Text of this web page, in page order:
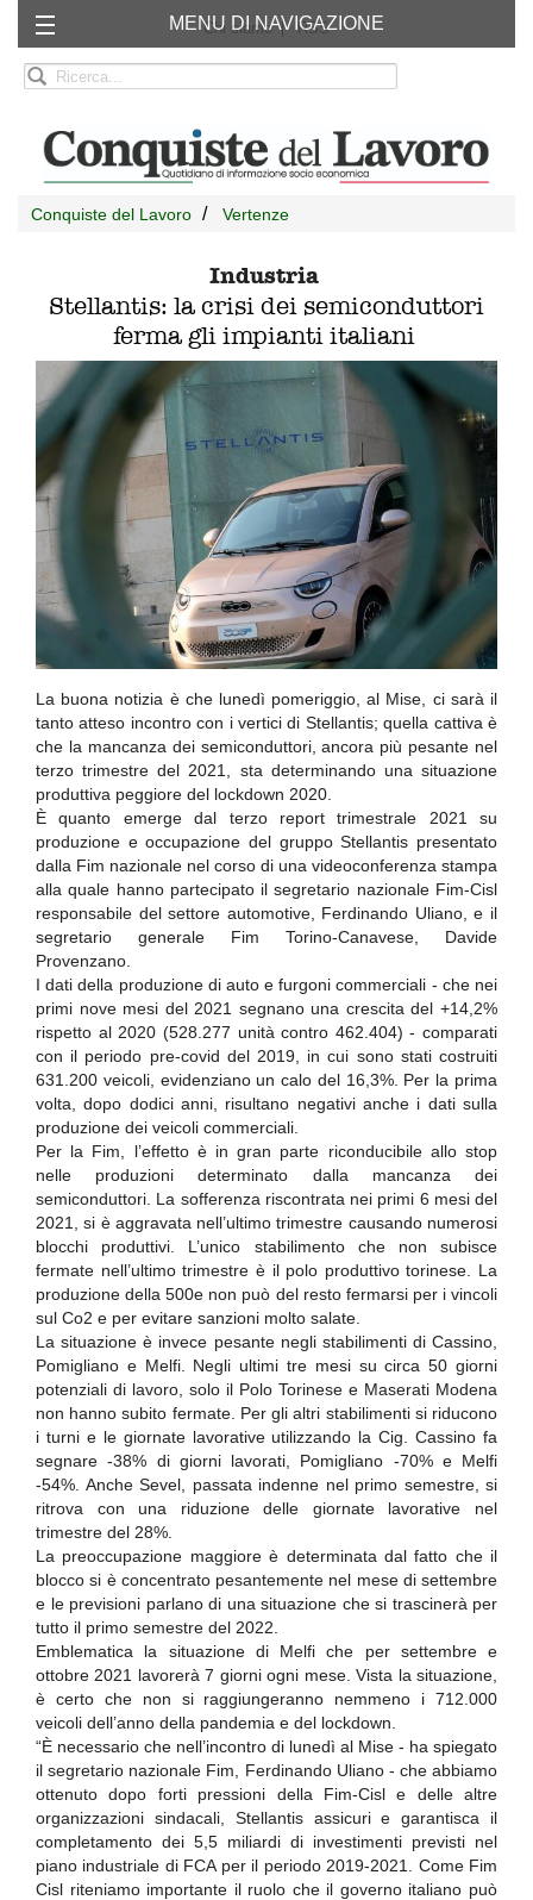
Chi siamo RSS
MENU DI NAVIGAZIONE
Conquiste del Lavoro Vertenze
Industria
Stellantis: la crisi dei semiconduttori
ferma gli impianti italiani
La buona notizia è che lunedì pomeriggio, al Mise, ci sarà il
tanto atteso incontro con i vertici di Stellantis; quella cattiva è
che la mancanza dei semiconduttori, ancora più pesante nel
terzo trimestre del 2021, sta determinando una situazione
produttiva peggiore del lockdown 2020.
È quanto emerge dal terzo report trimestrale 2021 su
produzione e occupazione del gruppo Stellantis presentato
dalla Fim nazionale nel corso di una videoconferenza stampa
alla quale hanno partecipato il segretario nazionale Fim-Cisl
responsabile del settore automotive, Ferdinando Uliano, e il
segretario generale Fim Torino-Canavese, Davide
Provenzano.
I dati della produzione di auto e furgoni commerciali - che nei
primi nove mesi del 2021 segnano una crescita del +14,2%
rispetto al 2020 (528.277 unità contro 462.404) - comparati
con il periodo pre-covid del 2019, in cui sono stati costruiti
631.200 veicoli, evidenziano un calo del 16,3%. Per la prima
volta, dopo dodici anni, risultano negativi anche i dati sulla
produzione dei veicoli commerciali.
Per la Fim, l’effetto è in gran parte riconducibile allo stop
nelle produzioni determinato dalla mancanza dei
semiconduttori. La sofferenza riscontrata nei primi 6 mesi del
2021, si è aggravata nell’ultimo trimestre causando numerosi
blocchi produttivi. L’unico stabilimento che non subisce
fermate nell’ultimo trimestre è il polo produttivo torinese. La
produzione della 500e non può del resto fermarsi per i vincoli
sul Co2 e per evitare sanzioni molto salate.
La situazione è invece pesante negli stabilimenti di Cassino,
Pomigliano e Melfi. Negli ultimi tre mesi su circa 50 giorni
potenziali di lavoro, solo il Polo Torinese e Maserati Modena
non hanno subito fermate. Per gli altri stabilimenti si riducono
i turni e le giornate lavorative utilizzando la Cig. Cassino fa
segnare -38% di giorni lavorati, Pomigliano -70% e Melfi
-54%. Anche Sevel, passata indenne nel primo semestre, si
ritrova con una riduzione delle giornate lavorative nel
trimestre del 28%.
La preoccupazione maggiore è determinata dal fatto che il
blocco si è concentrato pesantemente nel mese di settembre
e le previsioni parlano di una situazione che si trascinerà per
tutto il primo semestre del 2022.
Emblematica la situazione di Melfi che per settembre e
ottobre 2021 lavorerà 7 giorni ogni mese. Vista la situazione,
è certo che non si raggiungeranno nemmeno i 712.000
veicoli dell’anno della pandemia e del lockdown.
“È necessario che nell’incontro di lunedì al Mise - ha spiegato
il segretario nazionale Fim, Ferdinando Uliano - che abbiamo
ottenuto dopo forti pressioni della Fim-Cisl e delle altre
organizzazioni sindacali, Stellantis assicuri e garantisca il
completamento dei 5,5 miliardi di investimenti previsti nel
piano industriale di FCA per il periodo 2019-2021. Come Fim
Cisl riteniamo importante il ruolo che il governo italiano può